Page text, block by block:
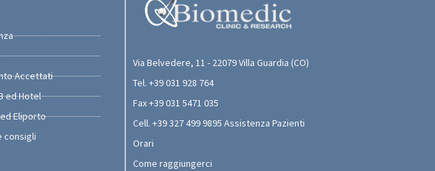
Accettati
ed Hotel
Eliporto
consigli
Via Belvedere, 11 - 22079 Villa Guardia (CO)
Tel. +39 031 928 764
Fax +39 031 5471 035
Cell. +39 327 499 9895 Assistenza Pazienti
Orari
Come raggiungerci